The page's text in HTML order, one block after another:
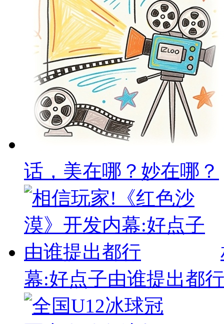
话，美在哪？妙在哪？
幕:好点子由谁提出都行